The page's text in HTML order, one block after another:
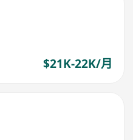
$21K-22K/月